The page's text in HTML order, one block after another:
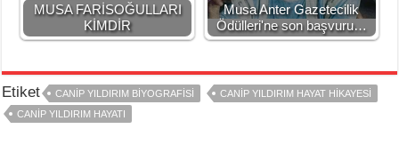
MUSA FARİSOĞULLARI
KİMDİR
Musa Anter Gazetecilik
Ödülleri'ne son başvuru…
Etiket CANİP YILDIRIM BİYOGRAFİSİ
CANİP YILDIRIM HAYAT HİKAYESİ
CANİP YILDIRIM HAYATI